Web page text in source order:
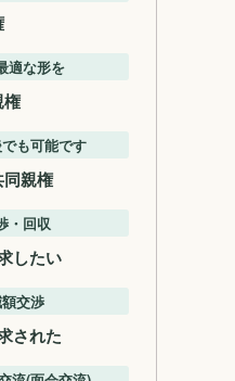
適な形を
権
も可能です
親権
・回収
したい
交渉
された